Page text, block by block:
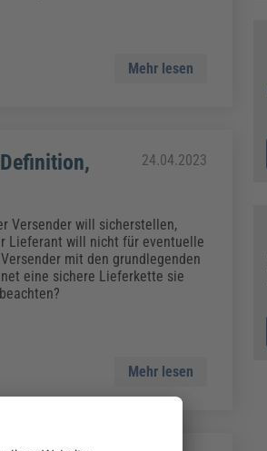
Mehr lesen
24.04.2023
Versender will sicherstellen,
Lieferant will nicht für eventuelle
mit den grundlegenden
eine sichere Lieferkette sie
Mehr lesen